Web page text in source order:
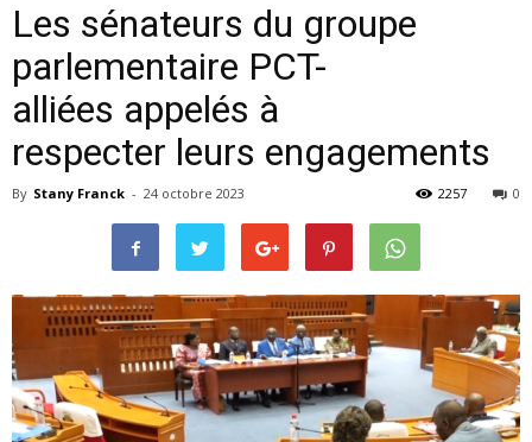
Les sénateurs du groupe
parlementaire PCT-
alliées appelés à
respecter leurs engagements
By Stany Franck - 24 octobre 2023 0
2257